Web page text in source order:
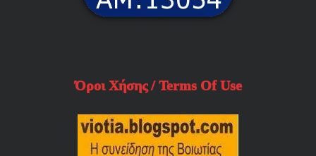
Όροι Χήσης / Terms Of Use